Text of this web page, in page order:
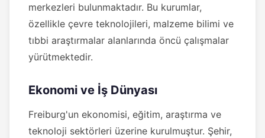
merkezleri bulunmaktadır. Bu kurumlar,
özellikle çevre teknolojileri, malzeme bilimi ve
tıbbi araştırmalar alanlarında öncü çalışmalar
yürütmektedir.
Ekonomi ve İş Dünyası
Freiburg'un ekonomisi, eğitim, araştırma ve
teknoloji sektörleri üzerine kurulmuştur. Şehir,